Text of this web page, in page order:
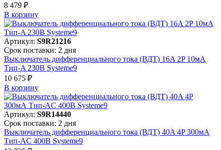
8 479 ₽
В корзинy
Артикул: S9R21216
Срок поставки: 2 дня
Выключатель дифференциального тока (ВДТ) 16A 2P 10мА
Тип-A 230В Systeme9
10 675 ₽
В корзинy
Артикул: S9R14440
Срок поставки: 2 дня
Выключатель дифференциального тока (ВДТ) 40A 4P 300мА
Тип-AC 400В Systeme9